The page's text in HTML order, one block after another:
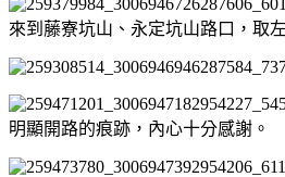
來到藤寮坑山、永定坑山路口，取
明顯開路的痕跡，內心十分感謝。